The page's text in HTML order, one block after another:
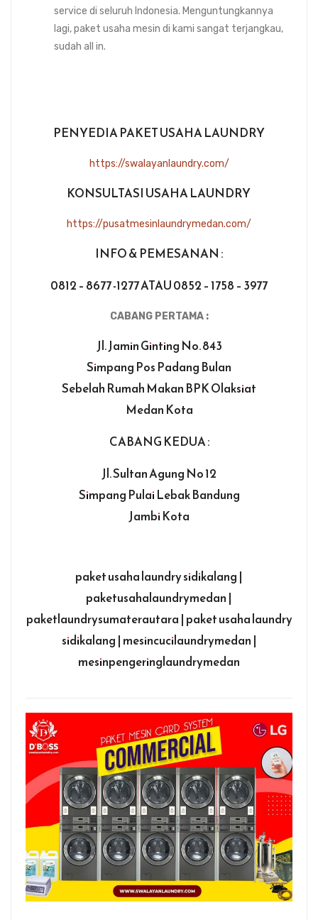
service di seluruh Indonesia. Menguntungkannya
lagi, paket usaha mesin di kami sangat terjangkau,
sudah all in.
PENYEDIA PAKET USAHA LAUNDRY
https://swalayanlaundry.com/
KONSULTASI USAHA LAUNDRY
https://pusatmesinlaundrymedan.com/
INFO & PEMESANAN :
0812 – 8677 -1277 ATAU 0852 – 1758 – 3977
CABANG PERTAMA :
Jl. Jamin Ginting No. 843
Simpang Pos Padang Bulan
Sebelah Rumah Makan BPK Olaksiat
Medan Kota
CABANG KEDUA :
Jl. Sultan Agung No 12
Simpang Pulai Lebak Bandung
Jambi Kota
paket usaha laundry sidikalang |
paketusahalaundrymedan |
paketlaundrysumaterautara | paket usaha laundry
sidikalang | mesincucilaundrymedan |
mesinpengeringlaundrymedan